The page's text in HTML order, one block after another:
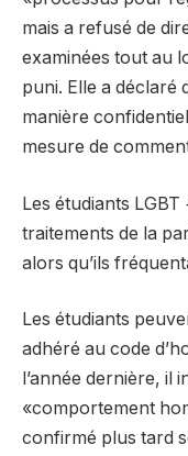
mais a refusé de
examinées tout au
puni. Elle a déclaré
manière
mesure de
Les étudiants
traitements de la
alors qu’ils
Les étudiants
adhéré au code
l’année dernière, il
«comportement
confirmé plus tard